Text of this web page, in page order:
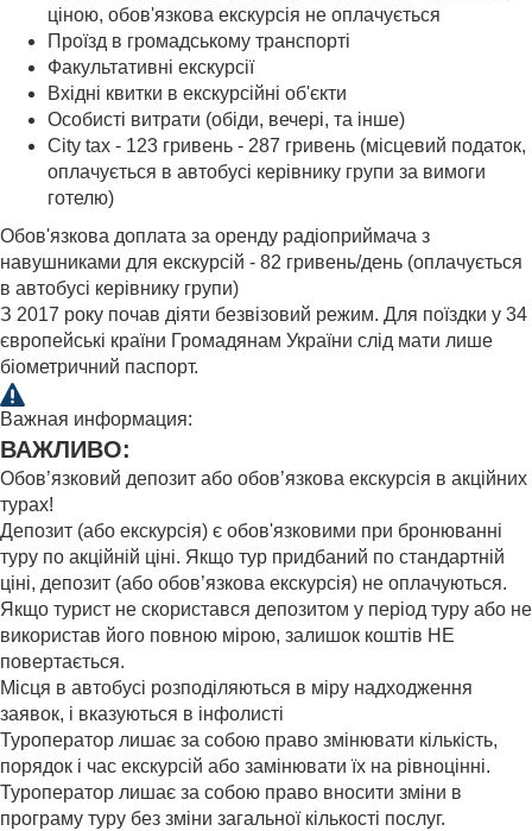
ціною, обов'язкова екскурсія не оплачується
Проїзд в громадському транспорті
Факультативні екскурсії
Вхідні квитки в екскурсійні об'єкти
Особисті витрати (обіди, вечері, та інше)
City tax - 123 гривень - 287 гривень (місцевий податок,
оплачується в автобусі керівнику групи за вимоги
готелю)
Обов'язкова доплата за оренду радіоприймача з
навушниками для екскурсій - 82 гривень/день (оплачується
в автобусі керівнику групи)
З 2017 року почав діяти безвізовий режим. Для поїздки у 34
європейські країни Громадянам України слід мати лише
біометричний паспорт.
Важная информация:
ВАЖЛИВО:
Обов’язковий депозит або обов’язкова екскурсія в акційних
турах!
Депозит (або екскурсія) є обов'язковими при бронюванні
туру по акційній ціні. Якщо тур придбаний по стандартній
ціні, депозит (або обов’язкова екскурсія) не оплачуються.
Якщо турист не скористався депозитом у період туру або не
використав його повною мірою, залишок коштів НЕ
повертається.
Місця в автобусі розподіляються в міру надходження
заявок, і вказуються в інфолисті
Туроператор лишає за собою право змінювати кількість,
порядок і час екскурсій або замінювати їх на рівноцінні.
Туроператор лишає за собою право вносити зміни в
програму туру без зміни загальної кількості послуг.